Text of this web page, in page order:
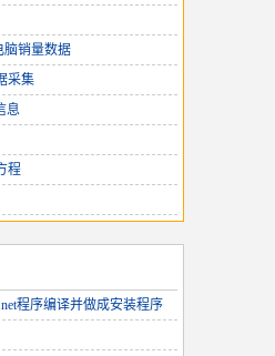
脑销量数据
采集
息
程
程序编译并做成安装程序